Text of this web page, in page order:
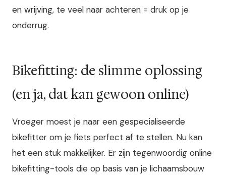
en wrijving, te veel naar achteren = druk op je
onderrug.
Bikefitting: de slimme oplossing
(en ja, dat kan gewoon online)
Vroeger moest je naar een gespecialiseerde
bikefitter om je fiets perfect af te stellen. Nu kan
het een stuk makkelijker. Er zijn tegenwoordig online
bikefitting-tools die op basis van je lichaamsbouw